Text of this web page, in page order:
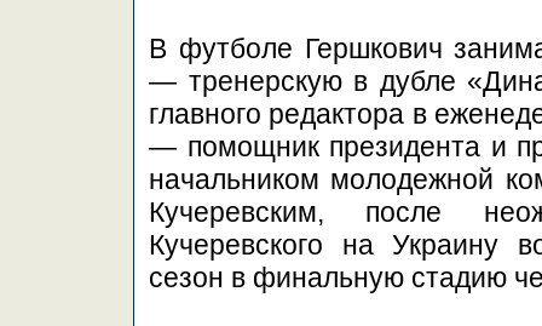
В футболе Гершкович
— тренерскую в дубле
главного редактора в
— помощник президента и
начальником молодежной
Кучеревским, после
Кучеревского на Украину
сезон в финальную стадию